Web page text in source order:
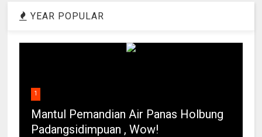
YEAR POPULAR
1
Mantul Pemandian Air Panas Holbung
Padangsidimpuan , Wow!